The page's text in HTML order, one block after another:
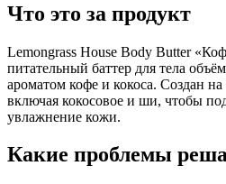
Что это за продукт
Lemongrass House Body Butter
питательный баттер для тела
ароматом кофе и кокоса. Создан
включая кокосовое и ши, чтобы
увлажнение кожи.
Какие проблемы